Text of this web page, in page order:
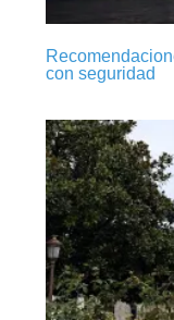
con seguridad